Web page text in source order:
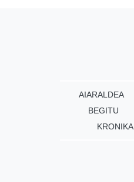
AIARALDEA
BEGITU
KRONIKA